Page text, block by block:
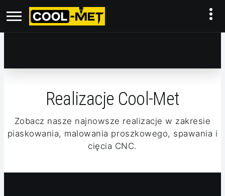
Realizacje Cool-Met
Zobacz nasze najnowsze realizacje w zakresie
piaskowania, malowania proszkowego, spawania i
cięcia CNC.